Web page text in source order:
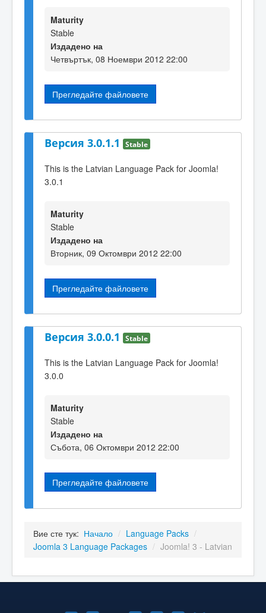
Maturity
Stable
Издадено на
Четвъртък, 08 Ноември 2012 22:00
Прегледайте файловете
Версия 3.0.1.1 Stable
This is the Latvian Language Pack for Joomla!
3.0.1
Maturity
Stable
Издадено на
Вторник, 09 Октомври 2012 22:00
Прегледайте файловете
Версия 3.0.0.1 Stable
This is the Latvian Language Pack for Joomla!
3.0.0
Maturity
Stable
Издадено на
Събота, 06 Октомври 2012 22:00
Прегледайте файловете
Вие сте тук: Начало / Language Packs /
Joomla 3 Language Packages / Joomla! 3 - Latvian